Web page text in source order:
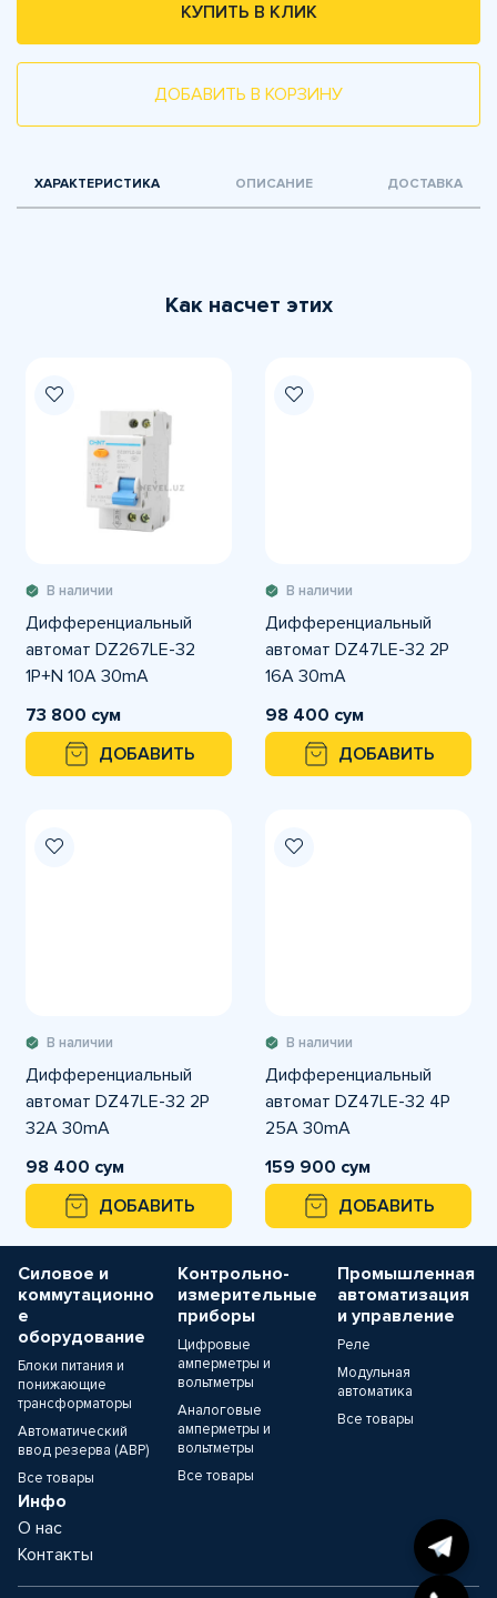
КУПИТЬ В КЛИК
ДОБАВИТЬ В КОРЗИНУ
ХАРАКТЕРИСТИКА ОПИСАНИЕ ДОСТАВКА
Как насчет этих
В наличии
Дифференциальный
автомат DZ267LE-32
1P+N 10A 30mA
73 800 сум
ДОБАВИТЬ
В наличии
Дифференциальный
автомат DZ47LE-32 2P
16A 30mA
98 400 сум
ДОБАВИТЬ
В наличии
Дифференциальный
автомат DZ47LE-32 2P
32A 30mA
98 400 сум
ДОБАВИТЬ
В наличии
Дифференциальный
автомат DZ47LE-32 4P
25A 30mA
159 900 сум
ДОБАВИТЬ
Силовое и
коммутационно
е
оборудование
Блоки питания и
понижающие
трансформаторы
Автоматический
ввод резерва (АВР)
Все товары
Контрольно-
измерительные
приборы
Цифровые
амперметры и
вольтметры
Аналоговые
амперметры и
вольтметры
Все товары
Промышленная
автоматизация
и управление
Реле
Модульная
автоматика
Все товары
Инфо
О нас
Контакты